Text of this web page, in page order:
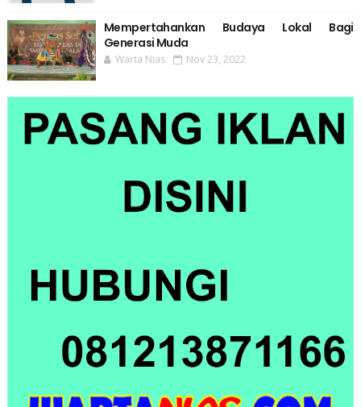
Mempertahankan Budaya Lokal Bagi
Generasi Muda
Warta Nias Nov 23, 2022